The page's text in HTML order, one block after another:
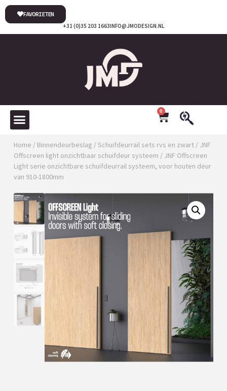
INFO@JMODESIGN.NL
+31 (0)35 203 1663
FAVORIETEN
0
Home / Binnendeurbeslag /Schuifdeurrail sets rvs en zwart/ JNF
Offscreen light onzichtbaar schuifdeur systeem / JNF Offscreen
Light serie onzichtbare schuifdeurrail systeem, voor houten deur
van 910-1800mm